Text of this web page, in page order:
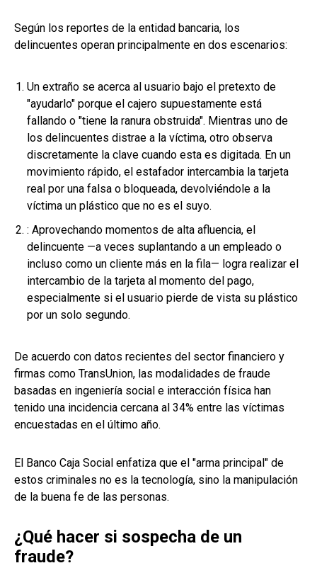
Según los reportes de la entidad bancaria, los
delincuentes operan principalmente en dos escenarios:
Un extraño se acerca al usuario bajo el pretexto de
"ayudarlo" porque el cajero supuestamente está
fallando o "tiene la ranura obstruida". Mientras uno de
los delincuentes distrae a la víctima, otro observa
discretamente la clave cuando esta es digitada. En un
movimiento rápido, el estafador intercambia la tarjeta
real por una falsa o bloqueada, devolviéndole a la
víctima un plástico que no es el suyo.
: Aprovechando momentos de alta afluencia, el
delincuente —a veces suplantando a un empleado o
incluso como un cliente más en la fila— logra realizar el
intercambio de la tarjeta al momento del pago,
especialmente si el usuario pierde de vista su plástico
por un solo segundo.
De acuerdo con datos recientes del sector financiero y
firmas como TransUnion, las modalidades de fraude
basadas en ingeniería social e interacción física han
tenido una incidencia cercana al 34% entre las víctimas
encuestadas en el último año.
El Banco Caja Social enfatiza que el "arma principal" de
estos criminales no es la tecnología, sino la manipulación
de la buena fe de las personas.
¿Qué hacer si sospecha de un
fraude?